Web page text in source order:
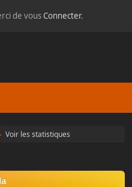
de vousConnecter.
Voir les statistiques